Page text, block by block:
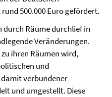
500.000 Euro gefördert.
durch Räume durchlief in
Veränderungen.
ihren Räumen wird,
und
verbundener
und umgestellt. Diese